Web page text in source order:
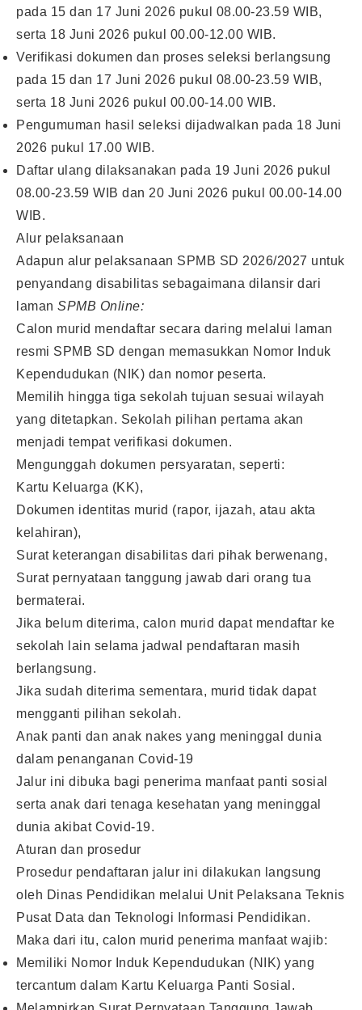
pada 15 dan 17 Juni 2026 pukul 08.00-23.59 WIB,
serta 18 Juni 2026 pukul 00.00-12.00 WIB.
Verifikasi dokumen dan proses seleksi berlangsung
pada 15 dan 17 Juni 2026 pukul 08.00-23.59 WIB,
serta 18 Juni 2026 pukul 00.00-14.00 WIB.
Pengumuman hasil seleksi dijadwalkan pada 18 Juni
2026 pukul 17.00 WIB.
Daftar ulang dilaksanakan pada 19 Juni 2026 pukul
08.00-23.59 WIB dan 20 Juni 2026 pukul 00.00-14.00
WIB.
Alur pelaksanaan
Adapun alur pelaksanaan SPMB SD 2026/2027 untuk
penyandang disabilitas sebagaimana dilansir dari
laman SPMB Online:
Calon murid mendaftar secara daring melalui laman
resmi SPMB SD dengan memasukkan Nomor Induk
Kependudukan (NIK) dan nomor peserta.
Memilih hingga tiga sekolah tujuan sesuai wilayah
yang ditetapkan. Sekolah pilihan pertama akan
menjadi tempat verifikasi dokumen.
Mengunggah dokumen persyaratan, seperti:
Kartu Keluarga (KK),
Dokumen identitas murid (rapor, ijazah, atau akta
kelahiran),
Surat keterangan disabilitas dari pihak berwenang,
Surat pernyataan tanggung jawab dari orang tua
bermaterai.
Jika belum diterima, calon murid dapat mendaftar ke
sekolah lain selama jadwal pendaftaran masih
berlangsung.
Jika sudah diterima sementara, murid tidak dapat
mengganti pilihan sekolah.
Anak panti dan anak nakes yang meninggal dunia
dalam penanganan Covid-19
Jalur ini dibuka bagi penerima manfaat panti sosial
serta anak dari tenaga kesehatan yang meninggal
dunia akibat Covid-19.
Aturan dan prosedur
Prosedur pendaftaran jalur ini dilakukan langsung
oleh Dinas Pendidikan melalui Unit Pelaksana Teknis
Pusat Data dan Teknologi Informasi Pendidikan.
Maka dari itu, calon murid penerima manfaat wajib:
Memiliki Nomor Induk Kependudukan (NIK) yang
tercantum dalam Kartu Keluarga Panti Sosial.